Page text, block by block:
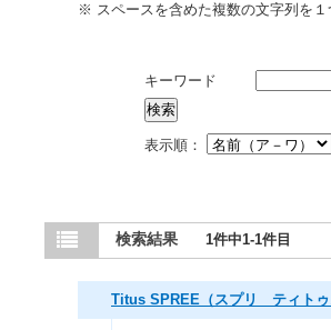
※ スペースを含めた複数の文字列を
キーワード
表示順：
検索結果 1件中1-1件目
Titus SPREE（スプリ ティトゥ